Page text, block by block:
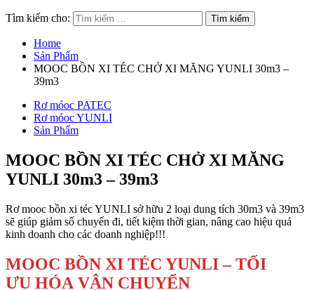
Tìm kiếm cho:
Home
Sản Phẩm
MOOC BỒN XI TÉC CHỞ XI MĂNG YUNLI 30m3 –
39m3
Rơ móoc PATEC
Rơ móoc YUNLI
Sản Phẩm
MOOC BỒN XI TÉC CHỞ XI MĂNG
YUNLI 30m3 – 39m3
Rơ mooc bồn xi téc YUNLI sở hữu 2 loại dung tích 30m3 và 39m3
sẽ giúp giảm số chuyến đi, tiết kiệm thời gian, nâng cao hiệu quả
kinh doanh cho các doanh nghiệp!!!
MOOC BỒN XI TÉC YUNLI – TỐI
ƯU HÓA VẬN CHUYỂN